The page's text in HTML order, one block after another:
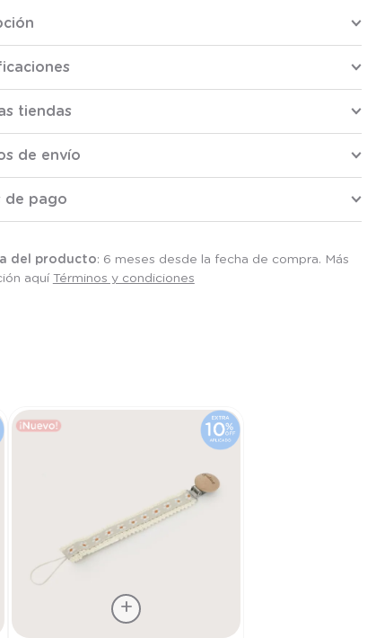
tiendas
de envío
de pago
del producto: 6 meses desde la fecha de compra. Más
aquí Términos y condiciones